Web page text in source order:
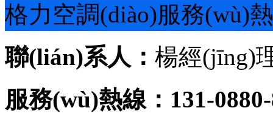
格力空調(diào)服務(wù)
聯(lián)系人： 楊經(jīng)
服務(wù)熱線：131-